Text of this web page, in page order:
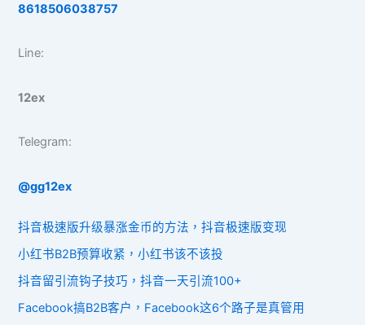
8618506038757
Line:
12ex
Telegram:
@gg12ex
抖音极速版升级暴涨金币的方法，抖音极速版变现
小红书B2B预算收紧，小红书该不该投
抖音留引流钩子技巧，抖音一天引流100+
Facebook搞B2B客户，Facebook这6个路子是真管用